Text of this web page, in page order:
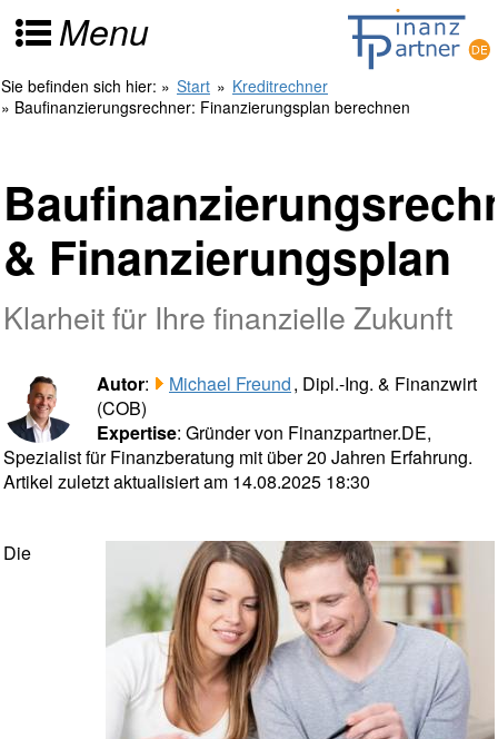
Menu
Sie befinden sich hier: » Start » Kreditrechner
» Baufinanzierungsrechner: Finanzierungsplan berechnen
& Finanzierungsplan
Klarheit für Ihre finanzielle Zukunft
Autor: Michael Freund, Dipl.-Ing. & Finanzwirt
(COB)
Expertise: Gründer von Finanzpartner.DE,
Spezialist für Finanzberatung mit über 20 Jahren Erfahrung.
Artikel zuletzt aktualisiert am 14.08.2025 18:30
Die